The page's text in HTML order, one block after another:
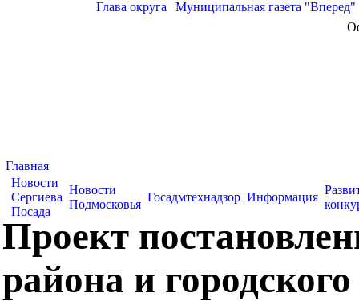
Глава округа Муниципальная газета "Вперед"
Главная
Новости
Сергиева
Посада
Новости
Подмосковья
Госадмтехнадзор Информация
Проект
района и